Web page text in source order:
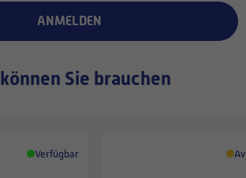
ANMELDEN
Sie brauchen
Verfügbar